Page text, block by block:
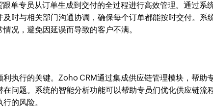
单专员从订单生成到交付的全过程进行高效管理。通过系
时与相关部门沟通协调，确保每个订单都能按时交付。系
况，避免因延误而导致的客户不满。
执行的关键。Zoho CRM通过集成供应链管理模块，帮助
问题。系统的智能分析功能可以帮助专员们优化供应链流
的风险。